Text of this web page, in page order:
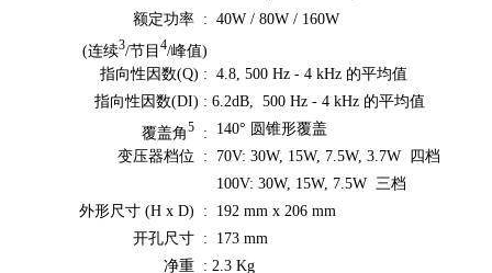
额定功率 : 40W / 80W / 160W
(连续3/节目4/峰值)
指向性因数(Q) : 4.8, 500 Hz - 4 kHz 的平均值
指向性因数(DI) : 6.2dB, 500 Hz - 4 kHz 的平均值
覆盖角5 : 140° 圆锥形覆盖
变压器档位 : 70V: 30W, 15W, 7.5W, 3.7W 四档
100V: 30W, 15W, 7.5W 三档
外形尺寸 (H x D) : 192 mm x 206 mm
开孔尺寸 : 173 mm
净重 : 2.3 Kg